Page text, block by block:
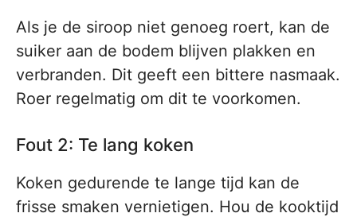
Als je de siroop niet genoeg roert, kan de
suiker aan de bodem blijven plakken en
verbranden. Dit geeft een bittere nasmaak.
Roer regelmatig om dit te voorkomen.
Fout 2: Te lang koken
Koken gedurende te lange tijd kan de
frisse smaken vernietigen. Hou de kooktijd